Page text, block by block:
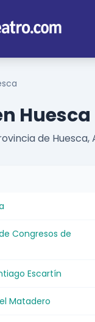
Huesca
de Huesca,
Congresos de
Escartín
Matadero